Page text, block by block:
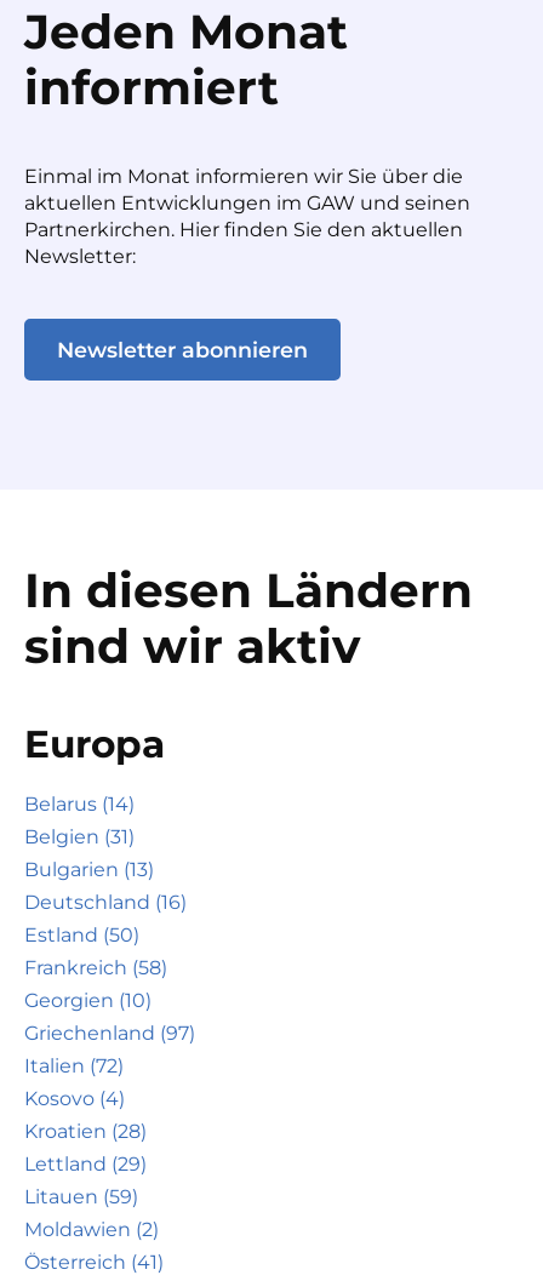
Jeden Monat
informiert
Einmal im Monat informieren wir Sie über die
aktuellen Entwicklungen im GAW und seinen
Partnerkirchen. Hier finden Sie den aktuellen
Newsletter:
Newsletter abonnieren
In diesen Ländern
sind wir aktiv
Europa
Belarus (14)
Belgien (31)
Bulgarien (13)
Deutschland (16)
Estland (50)
Frankreich (58)
Georgien (10)
Griechenland (97)
Italien (72)
Kosovo (4)
Kroatien (28)
Lettland (29)
Litauen (59)
Moldawien (2)
Österreich (41)